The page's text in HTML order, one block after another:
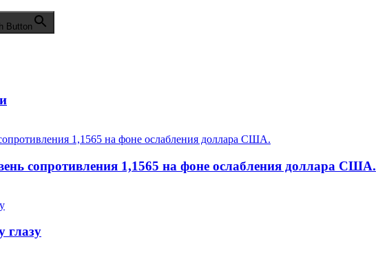
Button
сопротивления 1,1565 на фоне ослабления доллара США.
глазу